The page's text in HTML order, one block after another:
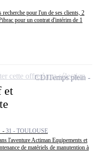
recherche pour l'un de ses clients, 2
pour un contrat d'intérim de 1
et
- 31 - TOULOUSE
l'aventure Actiman Equipements et
de matériels de manutention à
CDITemps plein
cette offre à ma sélection